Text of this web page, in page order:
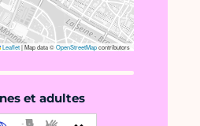
Leaflet|Map data ©OpenStreetMapcontributors
et adultes